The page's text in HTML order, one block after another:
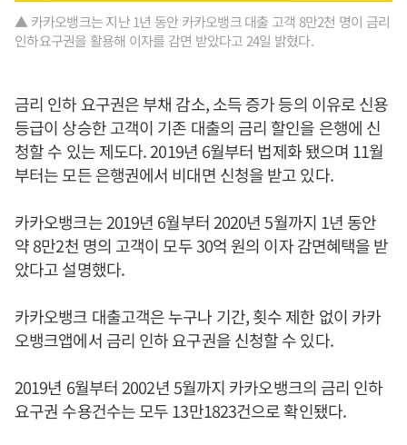
▲ 카카오뱅크는 지난 1년 동안 카카오뱅크 대출 고객 8만2천 명이 금리
인하요구권을 활용해 이자를 감면 받았다고 24일 밝혔다.
금리 인하 요구권은 부채 감소, 소득 증가 등의 이유로 신용
등급이 상승한 고객이 기존 대출의 금리 할인을 은행에 신
청할 수 있는 제도다. 2019년 6월부터 법제화 됐으며 11월
부터는 모든 은행권에서 비대면 신청을 받고 있다.
카카오뱅크는 2019년 6월부터 2020년 5월까지 1년 동안
약 8만2천 명의 고객이 모두 30억 원의 이자 감면혜택을 받
았다고 설명했다.
카카오뱅크 대출고객은 누구나 기간, 횟수 제한 없이 카카
오뱅크앱에서 금리 인하 요구권을 신청할 수 있다.
2019년 6월부터 2002년 5월까지 카카오뱅크의 금리 인하
요구권 수용건수는 모두 13만1823건으로 확인됐다.